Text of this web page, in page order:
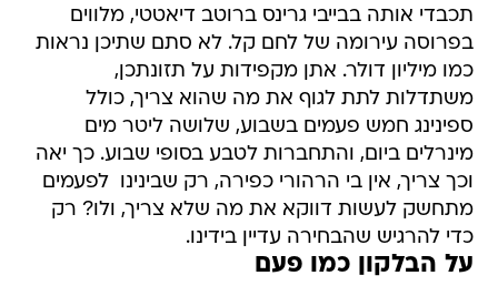
תכבדי אותה בבייבי גרינס ברוטב דיאטטי, מלווים
בפרוסה עירומה של לחם קל. לא סתם שתיכן נראות
כמו מיליון דולר. אתן מקפידות על תזונתכן,
משתדלות לתת לגוף את מה שהוא צריך, כולל
ספינינג חמש פעמים בשבוע, שלושה ליטר מים
מינרלים ביום, והתחברות לטבע בסופי שבוע. כך יאה
וכך צריך, אין בי הרהורי כפירה, רק שבינינו  לפעמים
מתחשק לעשות דווקא את מה שלא צריך, ולו? רק
כדי להרגיש שהבחירה עדיין בידינו.
על הבלקון כמו פעם